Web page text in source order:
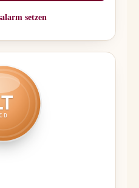
setzen